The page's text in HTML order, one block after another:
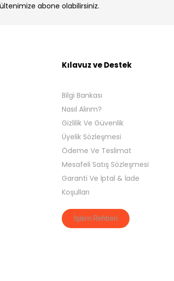
abone olabilirsiniz.
Kılavuz ve Destek
Bilgi Bankası
Nasıl Alırım?
Gizlilik Ve Güvenlik
Üyelik Sözleşmesi
Ödeme Ve Teslimat
Mesafeli Satış Sözleşmesi
Garanti Ve İptal & İade
Koşulları
İşlem Rehberi